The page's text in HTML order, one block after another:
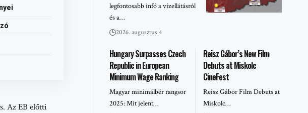
Az EB előtti
legfontosabb infó a vízellátásról
és a…
2026. augusztus 4
Hungary Surpasses Czech
Republic in European
Minimum Wage Ranking
Magyar minimálbér rangsor
2025: Mit jelent…
Reisz Gábor’s New Film
Debuts at Miskolc
CineFest
Reisz Gábor Film Debuts at
Miskolc…